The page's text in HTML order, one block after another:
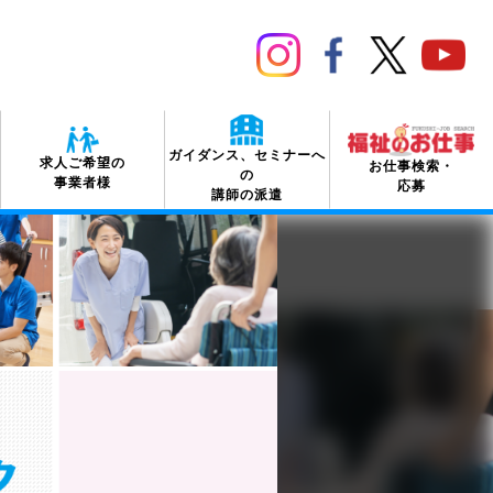
求人ご希望の
事業者様
ガイダンス、セミナーへ
の
講師の派遣
お仕事検索・
応募
menu